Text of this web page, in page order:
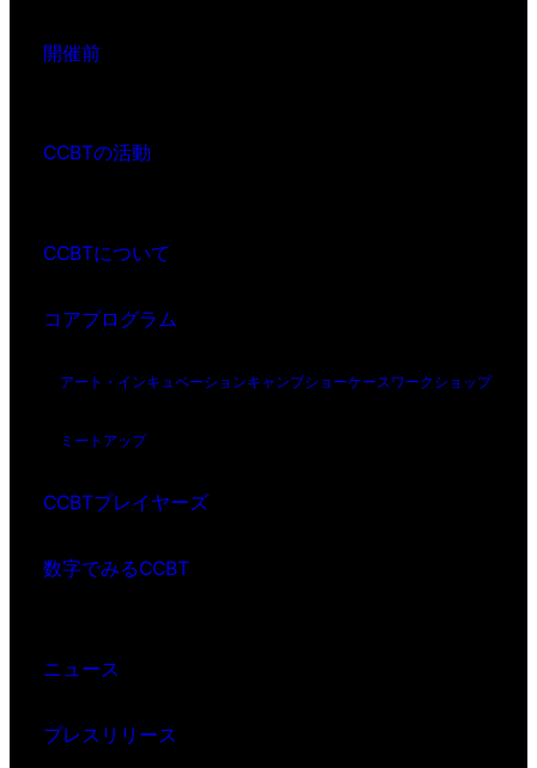
開催前
CCBTの活動
CCBTについて
コアプログラム
アート・インキュベーションキャンプショーケースワークショップ
ミートアップ
CCBTプレイヤーズ
数字でみるCCBT
ニュース
プレスリリース